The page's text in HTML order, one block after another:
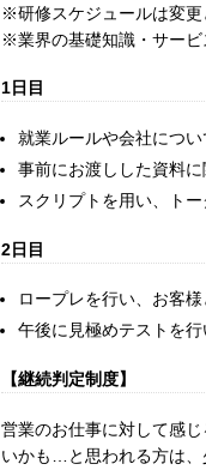
※研修スケジュールは変
※業界の基礎知識・サービ
1日目
就業ルールや会社につい
事前にお渡しした資料
スクリプトを用い、ト
2日目
ロープレを行い、お客
午後に見極めテストを行
【継続判定制度】
営業のお仕事に対して感
いかも…と思われる方は、